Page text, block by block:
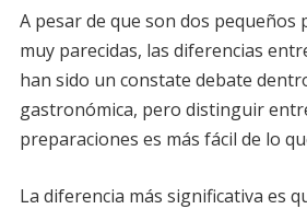
A pesar de que son dos pequeños
muy parecidas, las diferencias
han sido un constate debate
gastronómica, pero distinguir
preparaciones es más fácil de lo
La diferencia más significativa es